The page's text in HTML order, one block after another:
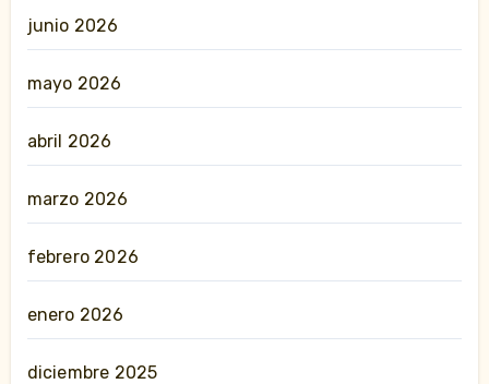
junio 2026
mayo 2026
abril 2026
marzo 2026
febrero 2026
enero 2026
diciembre 2025